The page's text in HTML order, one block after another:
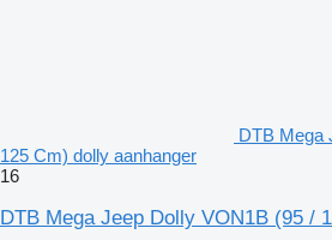
DTB Mega
125 Cm) dolly aanhanger
16
DTB Mega Jeep Dolly VON1B (95 /